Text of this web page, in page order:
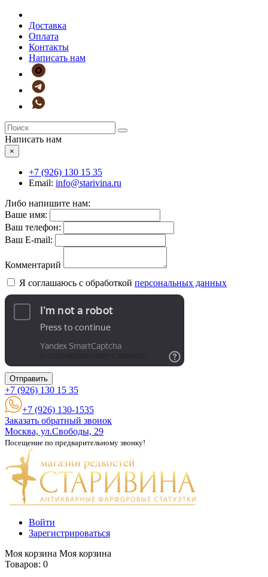
Доставка
Оплата
Контакты
Написать нам
Написать нам
×
+7 (926) 130 15 35
Email: info@starivina.ru
Либо напишите нам:
Ваше имя:
Ваш телефон:
Ваш E-mail:
Комментарий
Я соглашаюсь с обработкой персональных данных
Отправить
+7 (926) 130 15 35
+7 (926) 130-1535
Заказать обратный звонок
Москва, ул.Свободы, 29
Посещение по предварительному звонку!
Войти
Зарегистрироваться
Моя корзина Моя корзина
Товаров: 0